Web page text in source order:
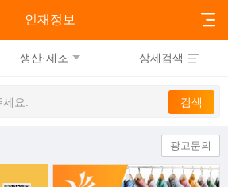
인재정보
생산·제조 상세검색
광고문의